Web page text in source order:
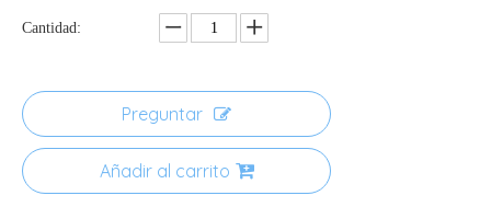
Cantidad:
Preguntar
Añadir al carrito